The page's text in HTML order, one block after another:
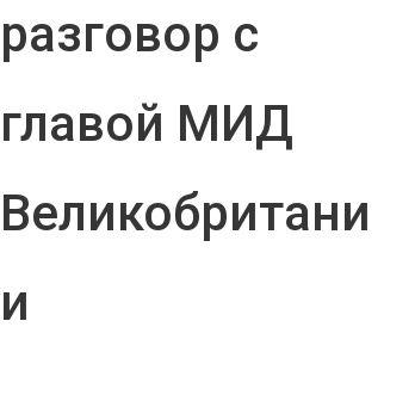
разговор с
главой МИД
Великобритани
и